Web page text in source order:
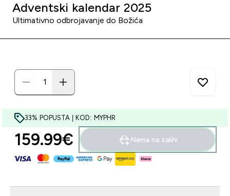
Adventski kalendar 2025
Ultimativno odbrojavanje do Božića
33% POPUSTA | KOD: MYPHR
159.99€‎ Nema na zalihi